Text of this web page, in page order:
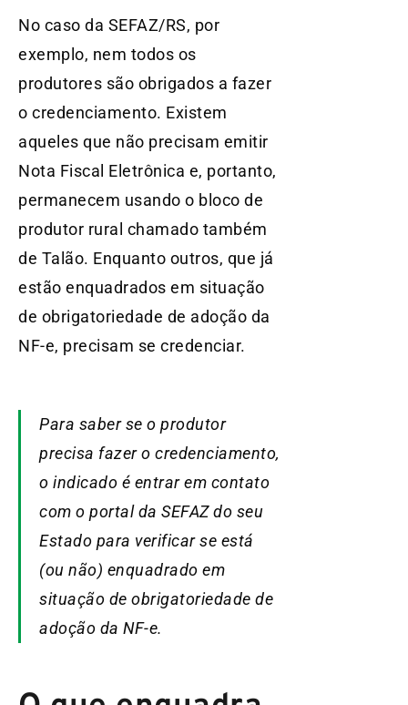
No caso da SEFAZ/RS, por
exemplo, nem todos os
produtores são obrigados a fazer
o credenciamento. Existem
aqueles que não precisam emitir
Nota Fiscal Eletrônica e, portanto,
permanecem usando o bloco de
produtor rural chamado também
de Talão. Enquanto outros, que já
estão enquadrados em situação
de obrigatoriedade de adoção da
NF-e, precisam se credenciar.
Para saber se o produtor
precisa fazer o credenciamento,
o indicado é entrar em contato
com o portal da SEFAZ do seu
Estado para verificar se está
(ou não) enquadrado em
situação de obrigatoriedade de
adoção da NF-e.